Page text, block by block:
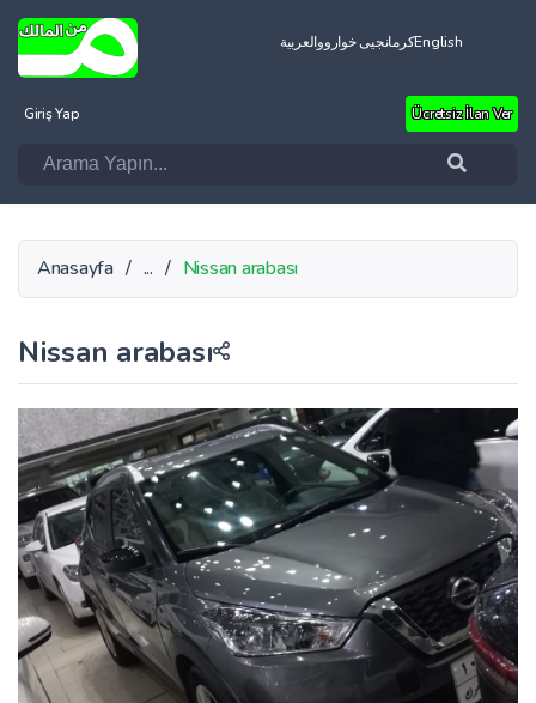
العربيةکرمانجیی خوارووEnglish
Giriş Yap Ücretsiz İlan Ver
Anasayfa / ... / Nissan arabası
Nissan arabası